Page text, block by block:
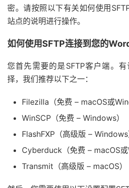
密。请按照以下有关如何使用
站点的说明进行操作。
如何使用SFTP连接到您的
您首先需要的是SFTP客户端。
择，我们推荐以下之一：
Filezilla（免费 – macOS或
WinSCP（免费 – Windows）
FlashFXP（高级版 – Windows
Cyber​​duck（免费 – macOS或
Transmit（高级版 – macOS）